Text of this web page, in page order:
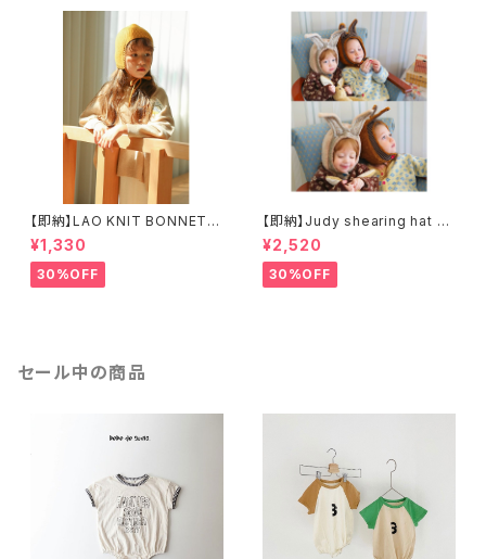
【即納】LAO KNIT BONNET
ニット帽
¥1,330
30%OFF
【即納】Judy shearing hat ジ
ュディダンブルハット
¥2,520
30%OFF
セール中の商品